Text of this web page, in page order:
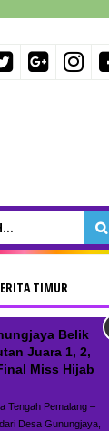
TIMUR
Belik
Juara 1, 2,
Miss Hijab
Tengah Pemalang –
Desa Gunungjaya,